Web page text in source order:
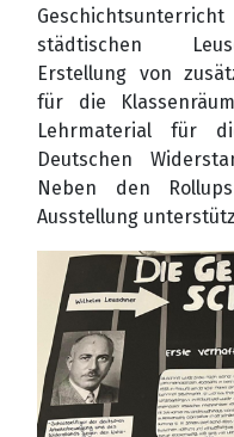
städtischen
Erstellung von
für die
Lehrmaterial für
Deutschen
Neben den
Ausstellung